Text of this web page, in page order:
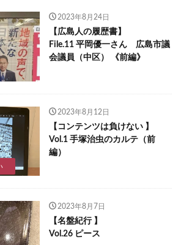
2023年8月24日
【広島人の履歴書】
File.11 平岡優一さん 広島市議
会議員（中区） 《前編》
2023年8月12日
【コンテンツは負けない 】
Vol.1 手塚治虫のカルテ（前
編）
2023年8月7日
【名盤紀行 】
Vol.26 ピース